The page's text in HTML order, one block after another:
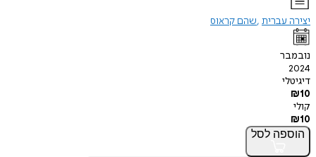
יצירה עברית שהם קראוס
נובמבר
2024
דיגיטלי
₪10
קולי
₪10
הוספה לסל